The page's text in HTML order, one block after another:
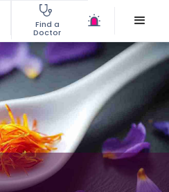
Find a
Doctor